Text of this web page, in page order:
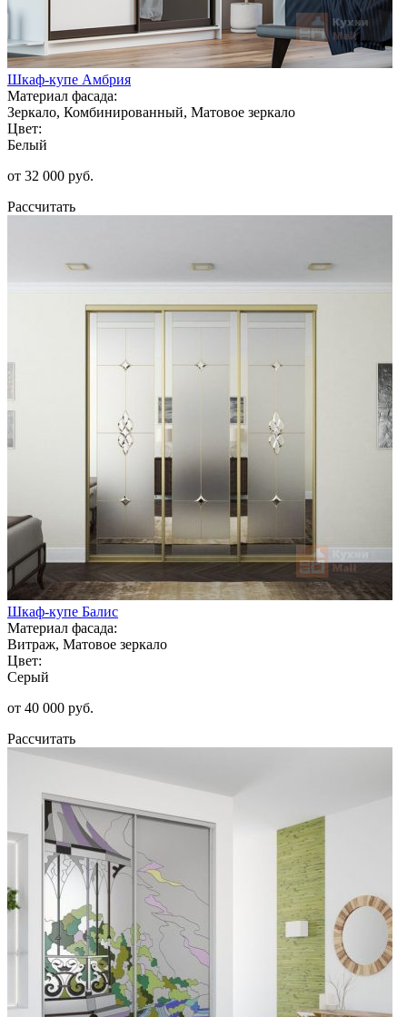
Шкаф-купе Амбрия
Материал фасада:
Зеркало, Комбинированный, Матовое зеркало
Цвет:
Белый
от 32 000 руб.
Рассчитать
Шкаф-купе Балис
Материал фасада:
Витраж, Матовое зеркало
Цвет:
Серый
от 40 000 руб.
Рассчитать